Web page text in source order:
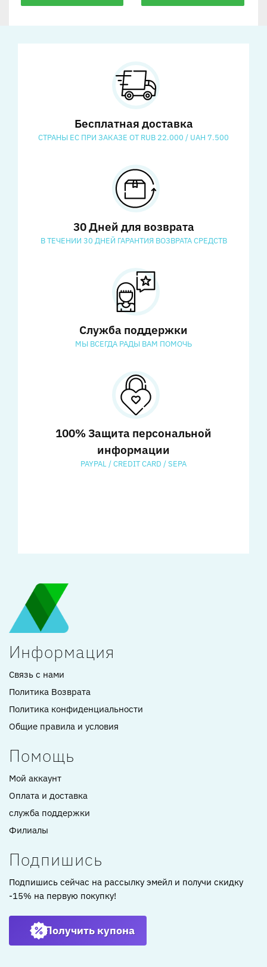
Бесплатная доставка
СТРАНЫ ЕС ПРИ ЗАКАЗЕ ОТ RUB 22.000 / UAH 7.500
30 Дней для возврата
В ТЕЧЕНИИ 30 ДНЕЙ ГАРАНТИЯ ВОЗВРАТА СРЕДСТВ
Служба поддержки
МЫ ВСЕГДА РАДЫ ВАМ ПОМОЧЬ
100% Защита персональной
информации
PAYPAL / CREDIT CARD / SEPA
Информация
Связь с нами
Политика Возврата
Политика конфиденциальности
Общие правила и условия
Помощь
Мой аккаунт
Оплата и доставка
служба поддержки
Филиалы
Подпишись
Подпишись сейчас на рассылку эмейл и получи скидку
-15% на первую покупку!
Получить купона